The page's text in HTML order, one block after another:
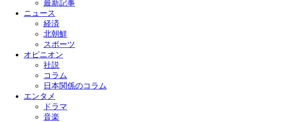
最新記事
ニュース
経済
北朝鮮
スポーツ
オピニオン
社説
コラム
日本関係のコラム
エンタメ
ドラマ
音楽